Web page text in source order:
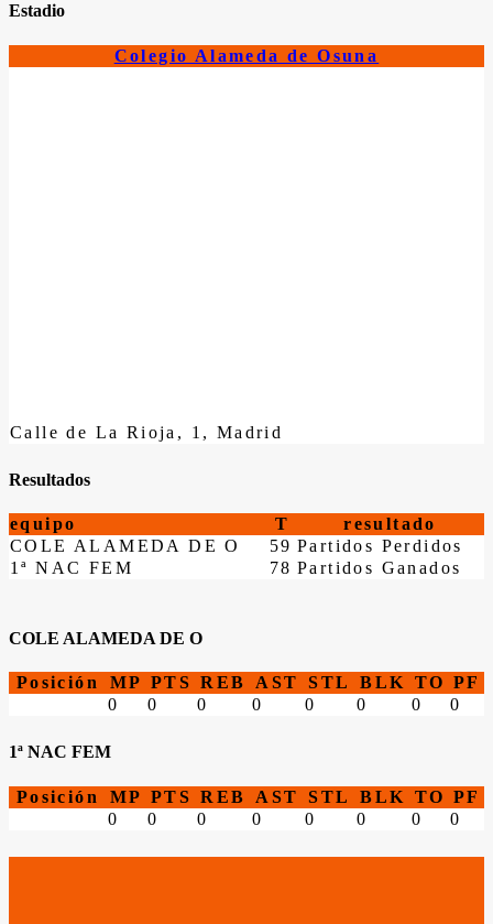
Estadio
Colegio Alameda de Osuna
Calle de La Rioja, 1, Madrid
Resultados
equipo T
resultado
COLE ALAMEDA DE O
59 Partidos Perdidos
1ª NAC FEM
78 Partidos Ganados
COLE ALAMEDA DE O
Posición MP PTS REB AST STL BLK TO PF
0
0 0 0 0 0 0 0
1ª NAC FEM
Posición MP PTS REB AST STL BLK TO PF
0
0 0 0 0 0 0 0